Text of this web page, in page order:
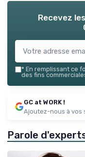
Recevez
* En remplissant ce
des fins
GC at WORK !
Ajoutez-nous à vos
Parole